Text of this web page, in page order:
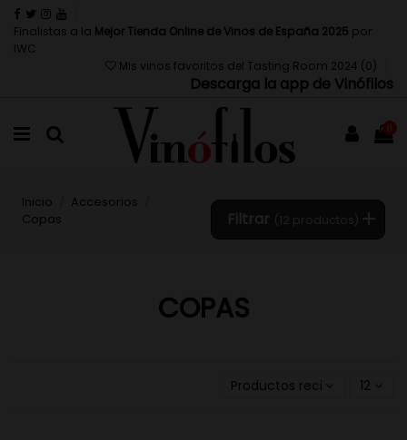
Finalistas a la Mejor Tienda Online de Vinos de España 2025 por
IWC
Mis vinos favoritos del Tasting Room 2024 (0 )
Descarga la app de Vinófilos
0
Inicio
Accesorios
Copas
COPAS
Productos recientemente
12